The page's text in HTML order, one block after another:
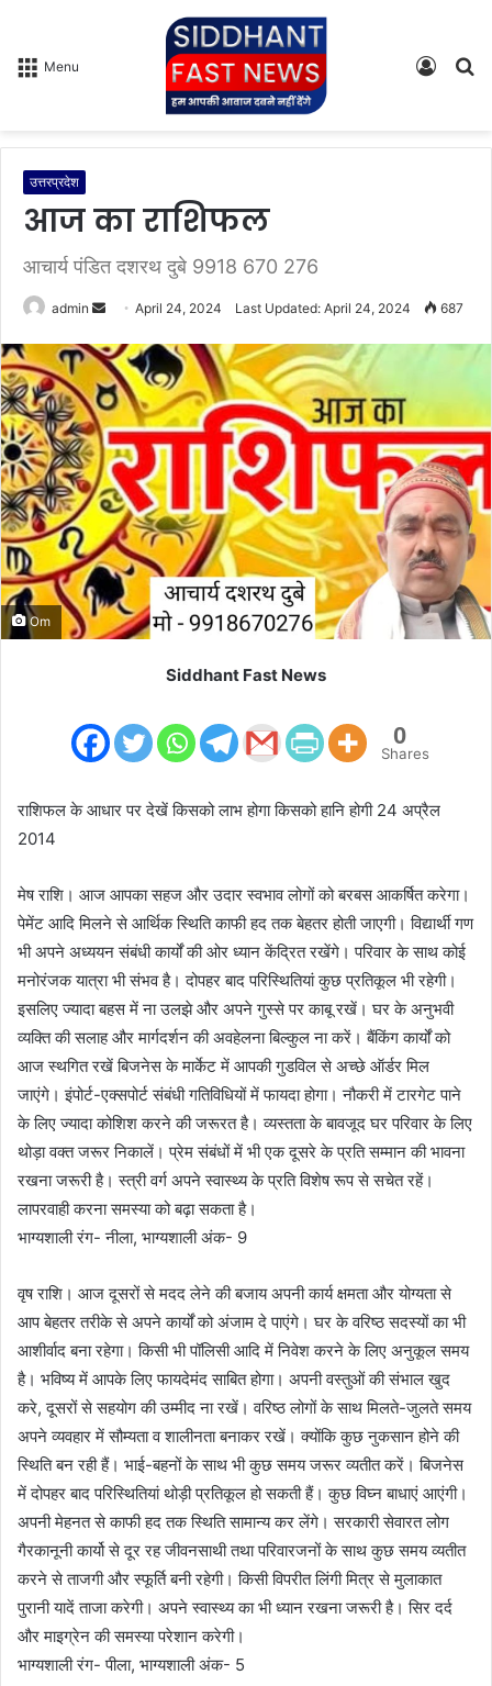
Menu
Log
उत्तरप्रदेश
आज का राशिफल
आचार्य पंडित दशरथ दुबे 9918 670 276
admin
n
d
a
n
e
m
a
i
l
April 24, 2024 Last Updated: April 24, 2024 687
Om
Siddhant Fast News
0
Shares
राशिफल के आधार पर देखें किसको लाभ होगा किसको हानि होगी 24 अप्रैल
2014
मेष राशि। आज आपका सहज और उदार स्वभाव लोगों को बरबस आकर्षित करेगा।
पेमेंट आदि मिलने से आर्थिक स्थिति काफी हद तक बेहतर होती जाएगी। विद्यार्थी गण
भी अपने अध्ययन संबंधी कार्यों की ओर ध्यान केंद्रित रखेंगे। परिवार के साथ कोई
मनोरंजक यात्रा भी संभव है। दोपहर बाद परिस्थितियां कुछ प्रतिकूल भी रहेगी।
इसलिए ज्यादा बहस में ना उलझे और अपने गुस्से पर काबू रखें। घर के अनुभवी
व्यक्ति की सलाह और मार्गदर्शन की अवहेलना बिल्कुल ना करें। बैंकिंग कार्यों को
आज स्थगित रखें बिजनेस के मार्केट में आपकी गुडविल से अच्छे ऑर्डर मिल
जाएंगे। इंपोर्ट-एक्सपोर्ट संबंधी गतिविधियों में फायदा होगा। नौकरी में टारगेट पाने
के लिए ज्यादा कोशिश करने की जरूरत है। व्यस्तता के बावजूद घर परिवार के लिए
थोड़ा वक्त जरूर निकालें। प्रेम संबंधों में भी एक दूसरे के प्रति सम्मान की भावना
रखना जरूरी है। स्त्री वर्ग अपने स्वास्थ्य के प्रति विशेष रूप से सचेत रहें।
लापरवाही करना समस्या को बढ़ा सकता है।
भाग्यशाली रंग- नीला, भाग्यशाली अंक- 9
वृष राशि। आज दूसरों से मदद लेने की बजाय अपनी कार्य क्षमता और योग्यता से
आप बेहतर तरीके से अपने कार्यों को अंजाम दे पाएंगे। घर के वरिष्ठ सदस्यों का भी
आशीर्वाद बना रहेगा। किसी भी पॉलिसी आदि में निवेश करने के लिए अनुकूल समय
है। भविष्य में आपके लिए फायदेमंद साबित होगा। अपनी वस्तुओं की संभाल खुद
करे, दूसरों से सहयोग की उम्मीद ना रखें। वरिष्ठ लोगों के साथ मिलते-जुलते समय
अपने व्यवहार में सौम्यता व शालीनता बनाकर रखें। क्योंकि कुछ नुकसान होने की
स्थिति बन रही हैं। भाई-बहनों के साथ भी कुछ समय जरूर व्यतीत करें। बिजनेस
में दोपहर बाद परिस्थितियां थोड़ी प्रतिकूल हो सकती हैं। कुछ विघ्न बाधाएं आएंगी।
अपनी मेहनत से काफी हद तक स्थिति सामान्य कर लेंगे। सरकारी सेवारत लोग
गैरकानूनी कार्यो से दूर रह जीवनसाथी तथा परिवारजनों के साथ कुछ समय व्यतीत
करने से ताजगी और स्फूर्ति बनी रहेगी। किसी विपरीत लिंगी मित्र से मुलाकात
पुरानी यादें ताजा करेगी। अपने स्वास्थ्य का भी ध्यान रखना जरूरी है। सिर दर्द
और माइग्रेन की समस्या परेशान करेगी।
भाग्यशाली रंग- पीला, भाग्यशाली अंक- 5